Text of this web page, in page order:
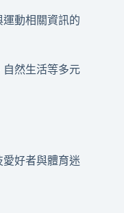
運動相關資訊的
然生活等多元
好者與體育迷